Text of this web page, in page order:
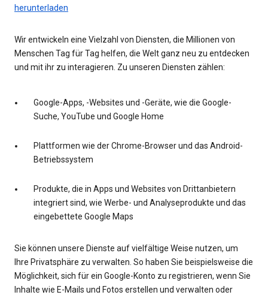
herunterladen
Wir entwickeln eine Vielzahl von Diensten, die Millionen von
Menschen Tag für Tag helfen, die Welt ganz neu zu entdecken
und mit ihr zu interagieren. Zu unseren Diensten zählen:
Google-Apps, -Websites und -Geräte, wie die Google-
Suche, YouTube und Google Home
Plattformen wie der Chrome-Browser und das Android-
Betriebssystem
Produkte, die in Apps und Websites von Drittanbietern
integriert sind, wie Werbe- und Analyseprodukte und das
eingebettete Google Maps
Sie können unsere Dienste auf vielfältige Weise nutzen, um
Ihre Privatsphäre zu verwalten. So haben Sie beispielsweise die
Möglichkeit, sich für ein Google-Konto zu registrieren, wenn Sie
Inhalte wie E-Mails und Fotos erstellen und verwalten oder